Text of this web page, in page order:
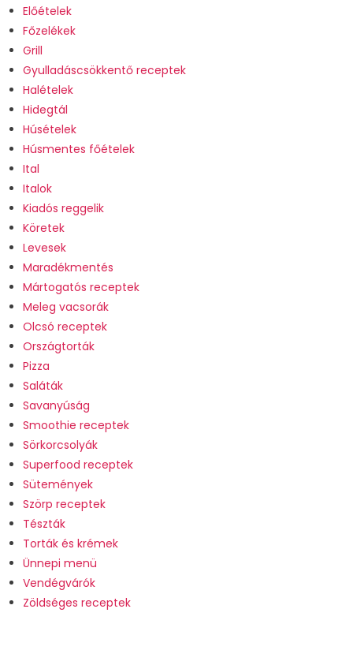
Előételek
Főzelékek
Grill
Gyulladáscsökkentő receptek
Halételek
Hidegtál
Húsételek
Húsmentes főételek
Ital
Italok
Kiadós reggelik
Köretek
Levesek
Maradékmentés
Mártogatós receptek
Meleg vacsorák
Olcsó receptek
Országtorták
Pizza
Saláták
Savanyúság
Smoothie receptek
Sörkorcsolyák
Superfood receptek
Sütemények
Szörp receptek
Tészták
Torták és krémek
Ünnepi menü
Vendégvárók
Zöldséges receptek